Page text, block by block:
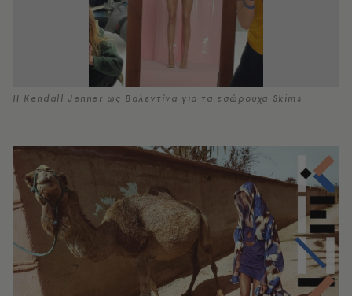
Η Kendall Jenner ως Βαλεντίνα για τα εσώρουχα Skims